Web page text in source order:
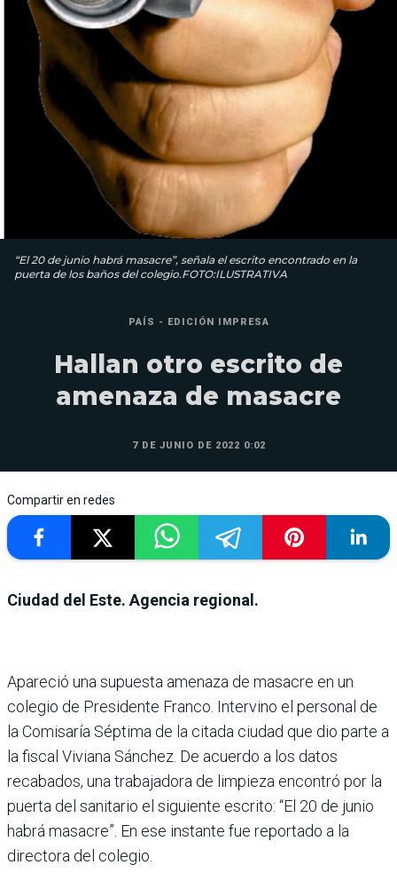
“El 20 de junio habrá masacre”, señala el escrito encontrado en la
puerta de los baños del colegio.FOTO:ILUSTRATIVA
PAÍS - EDICIÓN IMPRESA
Hallan otro escrito de
amenaza de masacre
7 DE JUNIO DE 2022 0:02
Compartir en redes
Ciudad del Este. Agencia regional.
Apareció una supuesta ame­naza de masacre en un
colegio de Presidente Franco. Intervino el per­sonal de
la Comisaría Sép­tima de la citada ciudad que dio parte a
la fiscal Viviana Sánchez. De acuerdo a los datos
recabados, una traba­jadora de limpieza encontró por la
puerta del sanitario el siguiente escrito: “El 20 de junio
habrá masacre”. En ese instante fue reportado a la
directora del colegio.